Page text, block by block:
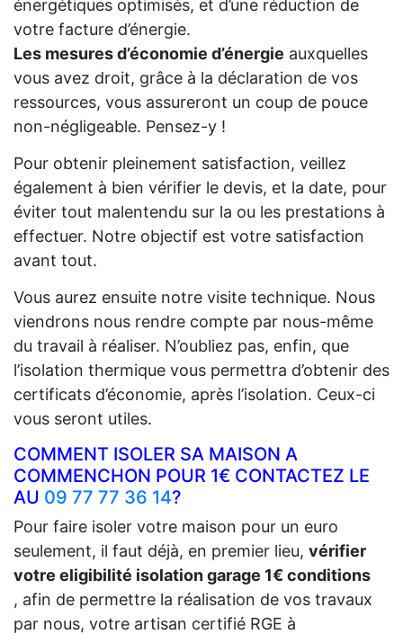
énergétiques optimisés, et d’une réduction de
votre facture d’énergie.
Les mesures d’économie d’énergie auxquelles
vous avez droit, grâce à la déclaration de vos
ressources, vous assureront un coup de pouce
non-négligeable. Pensez-y !
Pour obtenir pleinement satisfaction, veillez
également à bien vérifier le devis, et la date, pour
éviter tout malentendu sur la ou les prestations à
effectuer. Notre objectif est votre satisfaction
avant tout.
Vous aurez ensuite notre visite technique. Nous
viendrons nous rendre compte par nous-même
du travail à réaliser. N’oubliez pas, enfin, que
l’isolation thermique vous permettra d’obtenir des
certificats d’économie, après l’isolation. Ceux-ci
vous seront utiles.
COMMENT ISOLER SA MAISON A
COMMENCHON POUR 1€ CONTACTEZ LE
AU 09 77 77 36 14?
Pour faire isoler votre maison pour un euro
seulement, il faut déjà, en premier lieu, vérifier
votre eligibilité isolation garage 1€ conditions
, afin de permettre la réalisation de vos travaux
par nous, votre artisan certifié RGE à